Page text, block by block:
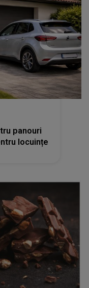
panouri
locuințe